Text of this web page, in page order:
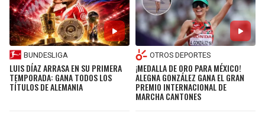
BUNDESLIGA
LUIS DÍAZ ARRASA EN SU PRIMERA
TEMPORADA: GANA TODOS LOS
TÍTULOS DE ALEMANIA
OTROS DEPORTES
¡MEDALLA DE ORO PARA MÉXICO!
ALEGNA GONZÁLEZ GANA EL GRAN
PREMIO INTERNACIONAL DE
MARCHA CANTONES